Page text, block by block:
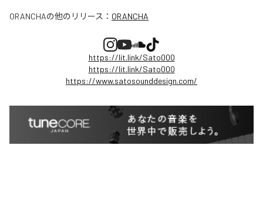
ORANCHAの他のリリース： ORANCHA
https://lit.link/Sato000
https://lit.link/Sato000
https://www.satosounddesign.com/